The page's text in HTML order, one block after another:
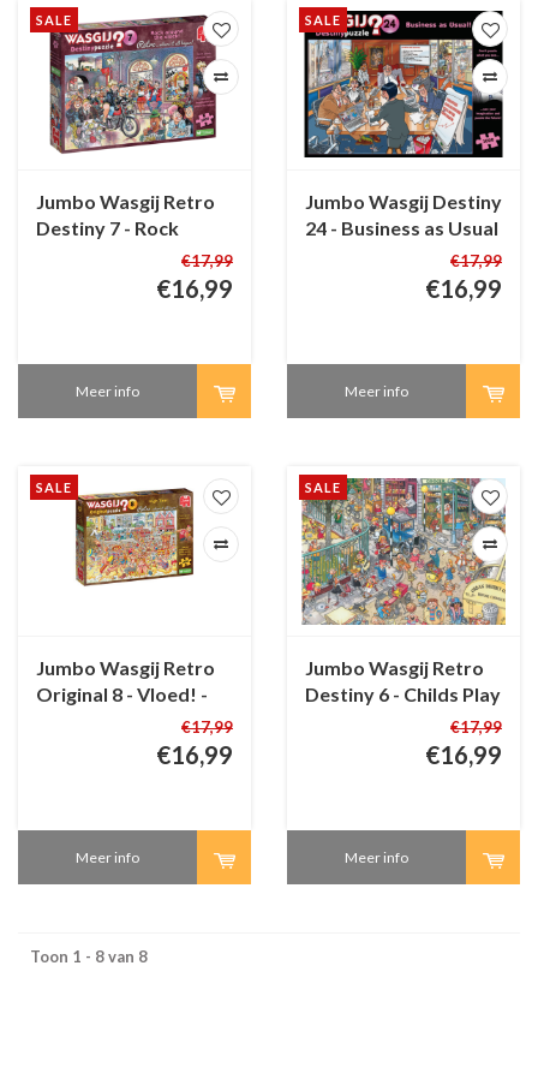
SALE
Jumbo Wasgij Retro
Destiny 7 - Rock
Around The Clock -€17,99
€16,99
Meer info
SALE
Jumbo Wasgij Destiny
24 - Business as Usual
€17,99
€16,99
Meer info
SALE
Jumbo Wasgij Retro
Original 8 - Vloed! -
€17,99
€16,99
Meer info
SALE
Jumbo Wasgij Retro
Destiny 6 - Childs Play
€17,99
€16,99
Meer info
Toon 1 - 8 van 8